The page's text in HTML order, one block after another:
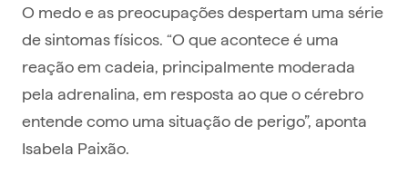
O medo e as preocupações despertam uma série
de sintomas físicos. “O que acontece é uma
reação em cadeia, principalmente moderada
pela adrenalina, em resposta ao que o cérebro
entende como uma situação de perigo”, aponta
Isabela Paixão.